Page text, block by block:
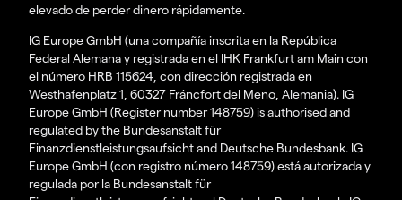
elevado de perder dinero rápidamente.
IG Europe GmbH (una compañía inscrita en la República
Federal Alemana y registrada en el IHK Frankfurt am Main con
el número HRB 115624, con dirección registrada en
Westhafenplatz 1, 60327 Fráncfort del Meno, Alemania). IG
Europe GmbH (Register number 148759) is authorised and
regulated by the Bundesanstalt für
Finanzdienstleistungsaufsicht and Deutsche Bundesbank. IG
Europe GmbH (con registro número 148759) está autorizada y
regulada por la Bundesanstalt für